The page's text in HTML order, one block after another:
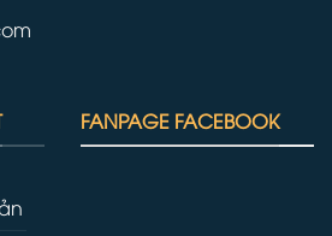
FANPAGE FACEBOOK